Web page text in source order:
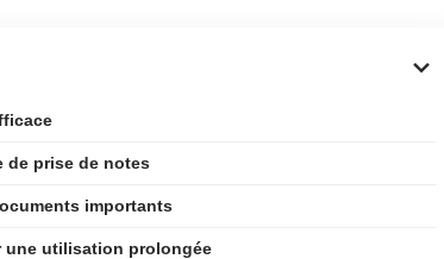
de prise de notes
importants
une utilisation prolongée